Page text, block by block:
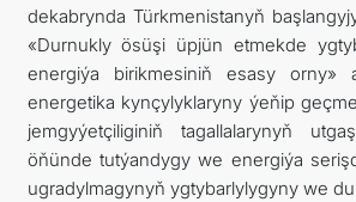
dekabrynda Türkmenistanyň
«Durnukly ösüşi üpjün etmekde
energiýa birikmesiniň esasy orny»
energetika kynçylyklaryny ýeňip
jemgyýetçiliginiň tagallalarynyň
öňünde tutýandygy we energiýa
ugradylmagynyň ygtybarlylygyny we